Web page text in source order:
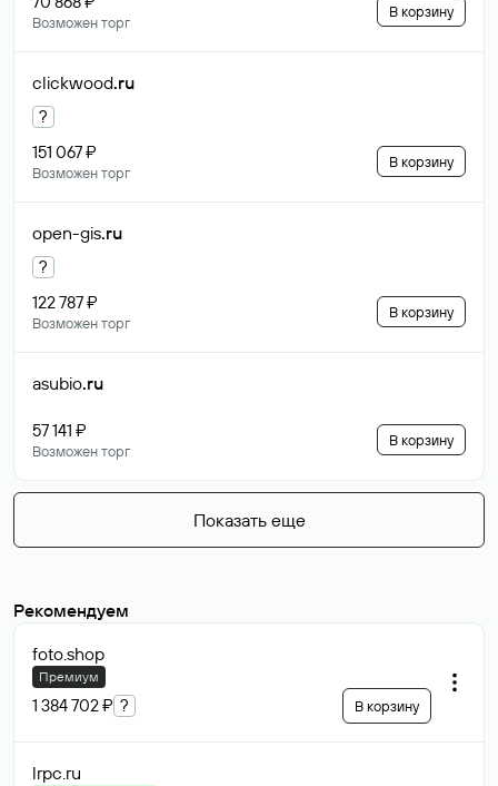
Возможен торг
В корзину
clickwood.ru
?
151 067 ₽
Возможен торг
В корзину
open-gis.ru
?
122 787 ₽
Возможен торг
В корзину
asubio.ru
57 141 ₽
Возможен торг
В корзину
Показать еще
Рекомендуем
foto.shop
Премиум
1 384 702 ₽ ? В корзину
lrpc.ru